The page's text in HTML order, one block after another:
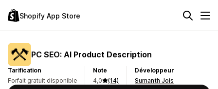
Shopify App Store
PC SEO: AI Product Description
Tarification
Forfait gratuit disponible
Note
4,0
(14)
Développeur
Sumanth Jois